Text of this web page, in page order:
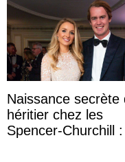
Naissance secrète
héritier chez les
Spencer-Churchill